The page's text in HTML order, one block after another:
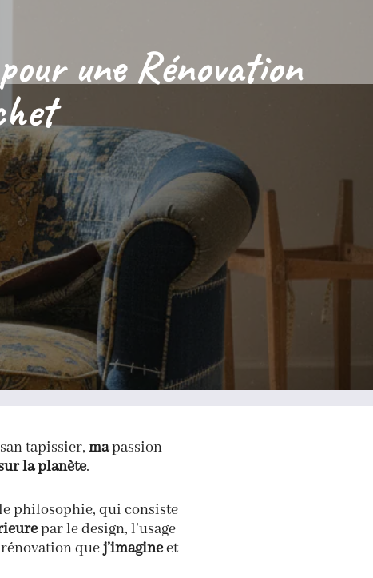
une Rénovation
tapissier, mapassion
la planète.
philosophie, qui consiste
par le design, l’usage
rénovation quej’imagineet